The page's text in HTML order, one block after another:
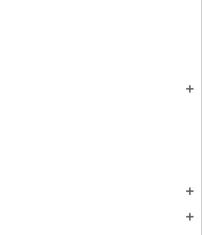
add
add
add